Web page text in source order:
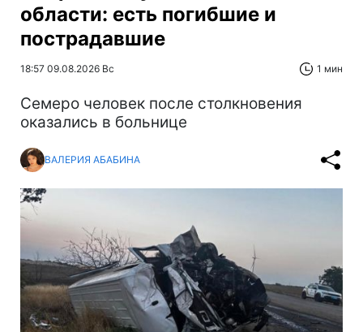
области: есть погибшие и
пострадавшие
18:57 09.08.2026 Вс 1 мин
Cемеро человек после столкновения
оказались в больнице
ВАЛЕРИЯ АБАБИНА